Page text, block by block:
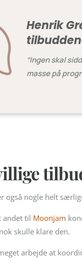
Henrik
“Ingen skal
masse på
også nogle helt
andet til Moonjam
skulle klare den.
arbejde at